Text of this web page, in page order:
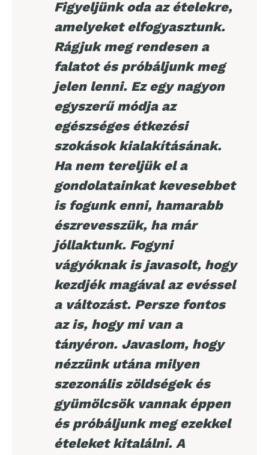
Figyeljünk oda az ételekre,
amelyeket elfogyasztunk.
Rágjuk meg rendesen a
falatot és próbáljunk meg
jelen lenni. Ez egy nagyon
egyszerű módja az
egészséges étkezési
szokások kialakításának.
Ha nem tereljük el a
gondolatainkat kevesebbet
is fogunk enni, hamarabb
észrevesszük, ha már
jóllaktunk. Fogyni
vágyóknak is javasolt, hogy
kezdjék magával az evéssel
a változást. Persze fontos
az is, hogy mi van a
tányéron. Javaslom, hogy
nézzünk utána milyen
szezonális zöldségek és
gyümölcsök vannak éppen
és próbáljunk meg ezekkel
ételeket kitalálni. A